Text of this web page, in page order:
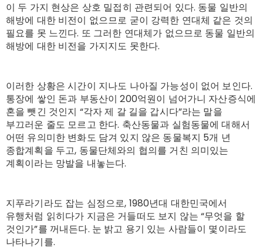
이 두 가지 현상은 상호 밀접히 관련되어 있다. 동물 일반의
해방에 대한 비전이 없으므로 굳이 강력한 연대체 같은 것의
필요를 못 느낀다. 또 그러한 연대체가 없으므로 동물 일반의
해방에 대한 비전을 가지지도 못한다.
이러한 상황은 시간이 지나도 나아질 가능성이 없어 보인다.
통장에 쌓인 돈과 부동산이 200억원이 넘어가니 자산증식에
혼을 뺏긴 것인지 “각자 제 갈 길을 갑시다”라는 말을
부끄러운 줄도 모르고 한다. 축산동물과 실험동물에 대해서
어떤 유의미한 변화도 담겨 있지 않은 동물복지 5개 년
종합계획을 두고, 동물단체와의 협의를 거친 의미있는
계획이라는 망발을 내놓는다.
지푸라기라도 잡는 심정으로, 1980년대 대한민국에서
유행처럼 읽히다가 지금은 거들떠도 보지 않는 “무엇을 할
것인가”를 꺼내든다. 눈 밝고 용기 있는 사람들이 몇이라도
나타나기를.